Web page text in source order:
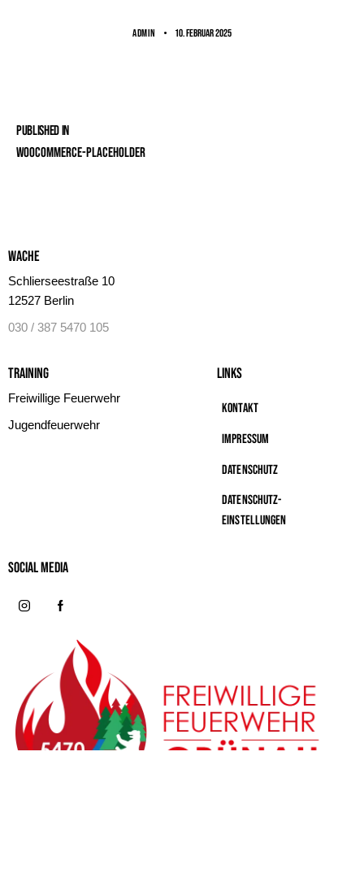
ADMIN 10. Februar 2025
Published in
woocommerce-placeholder
Wache
Schlierseestraße 10
12527 Berlin
030 / 387 5470 105
Training
Freiwillige Feuerwehr
Jugendfeuerwehr
Links
Kontakt
Impressum
Datenschutz
Datenschutz-
Einstellungen
Social MeDIA